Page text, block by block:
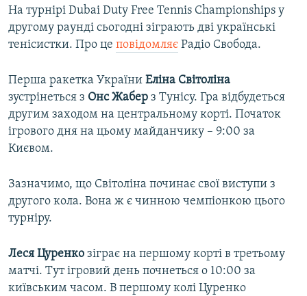
На турнірі Dubai Duty Free Tennis Championships у
другому раунді сьогодні зіграють дві українські
тенісистки. Про це повідомляє Радіо Свобода.
Перша ракетка України Еліна Світоліна
зустрінеться з Онс Жабер з Тунісу. Гра відбудеться
другим заходом на центральному корті. Початок
ігрового дня на цьому майданчику – 9:00 за
Києвом.
Зазначимо, що Світоліна починає свої виступи з
другого кола. Вона ж є чинною чемпіонкою цього
турніру.
Леся Цуренко зіграє на першому корті в третьому
матчі. Тут ігровий день почнеться о 10:00 за
київським часом. В першому колі Цуренко